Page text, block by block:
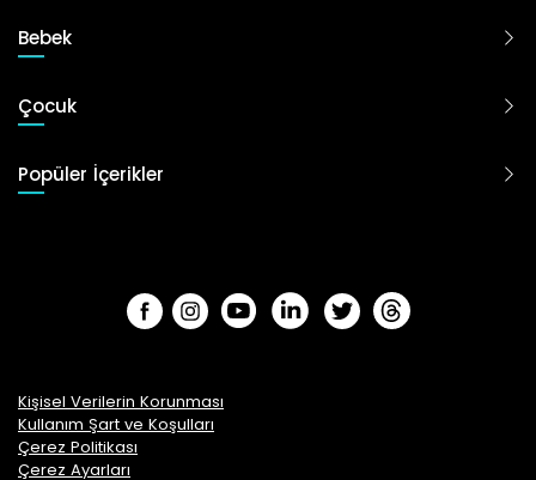
Bebek
Çocuk
Popüler İçerikler
Kişisel Verilerin Korunması
Kullanım Şart ve Koşulları
Çerez Politikası
Çerez Ayarları